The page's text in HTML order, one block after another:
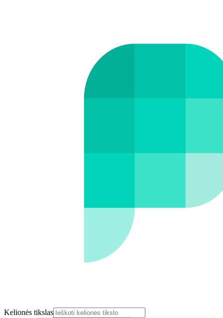
Kelionės tikslas